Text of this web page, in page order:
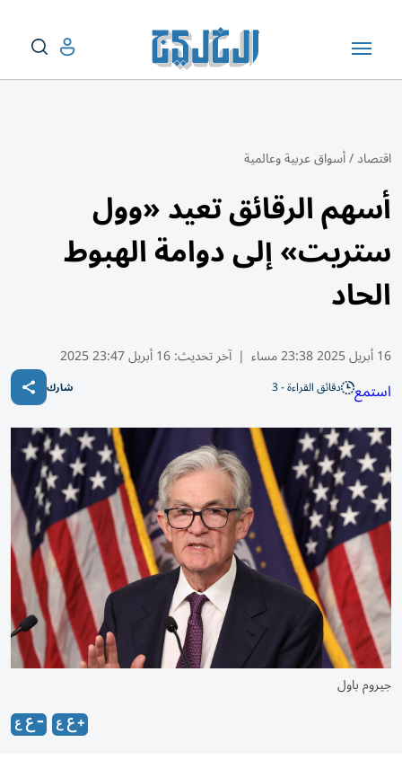
اقتصاد/أسواق عربية وعالمية
أسهم الرقائق تعيد «وول
ستريت» إلى دوامة الهبوط
الحاد
16 أبريل 2025 23:38 مساء | آخر تحديث:16 أبريل 23:47 2025
استمع دقائق القراءة - 3 شارك
جيروم باول